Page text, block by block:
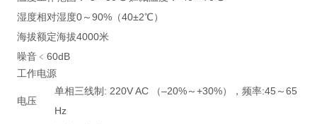
湿度相对湿度0～90%（40±2℃）
海拔额定海拔4000米
噪音﹤60dB
工作电源
电压
单相三线制: 220V AC （–20%～+30%），频率:45～65
Hz